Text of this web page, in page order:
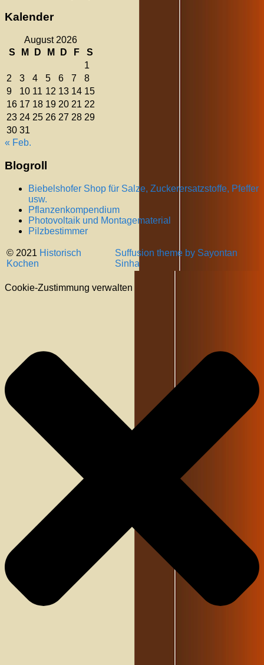
Kalender
August 2026
S
M D M D F
S
1
2
3 4 5 6 7
8
9
10 11 12 13 14 15
16 17 18 19 20 21 22
23 24 25 26 27 28 29
30 31
« Feb.
Blogroll
Biebelshofer Shop für Salze, Zuckerersatzstoffe, Pfeffer
usw.
Pflanzenkompendium
Photovoltaik und Montagematerial
Pilzbestimmer
© 2021 Historisch
Kochen
Suffusion theme by Sayontan
Sinha
Cookie-Zustimmung verwalten